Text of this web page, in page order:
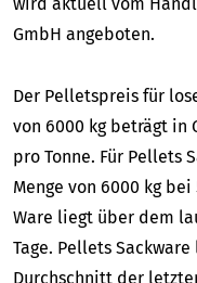
GmbH angeboten.
Der Pelletspreis für
von 6000 kg beträgt in
pro Tonne. Für Pellets
Menge von 6000 kg bei
Ware liegt über dem
Tage. Pellets
Durchschnitt der